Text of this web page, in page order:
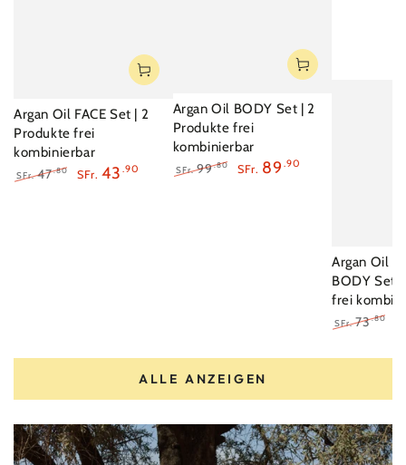
Argan Oil FACE Set | 2
Produkte frei
kombinierbar
SFr. 47.80 SFr. 43 .90
Argan Oil BODY Set | 2
Produkte frei
kombinierbar
SFr. 99.80 SFr. 89 .90
Argan Oil
BODY Set
frei
Preis
SFr. 73.80
ALLE ANZEIGEN